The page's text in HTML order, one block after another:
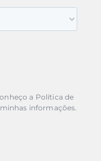
a Política de
informações.